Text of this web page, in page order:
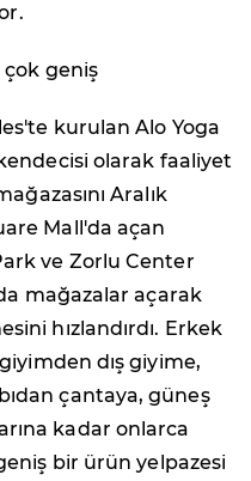
çok geniş
kurulan Alo Yoga
olarak faaliyet
Aralık
Mall'da açan
ve Zorlu Center
mağazalar açarak
hızlandırdı. Erkek
dış giyime,
çantaya, güneş
kadar onlarca
bir ürün yelpazesi